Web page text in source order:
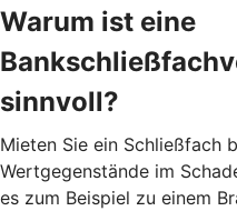
Warum ist eine
sinnvoll?
Mieten Sie ein Schließfach
Wertgegenstände im
es zum Beispiel zu einem